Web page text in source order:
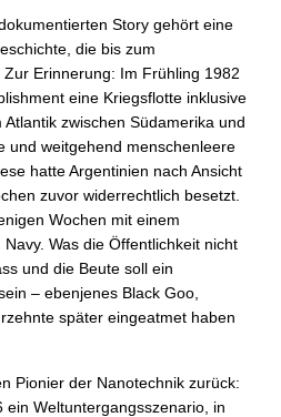
Story gehört eine
die bis zum
Erinnerung: Im Frühling 1982
eine Kriegsflotte inklusive
zwischen Südamerika und
und weitgehend menschenleere
hatte Argentinien nach Ansicht
zuvor widerrechtlich besetzt.
Wochen mit einem
Was die Öffentlichkeit nicht
und die Beute soll ein
– ebenjenes Black Goo,
später eingeatmet haben
Pionier der Nanotechnik zurück:
ein Weltuntergangsszenario, in